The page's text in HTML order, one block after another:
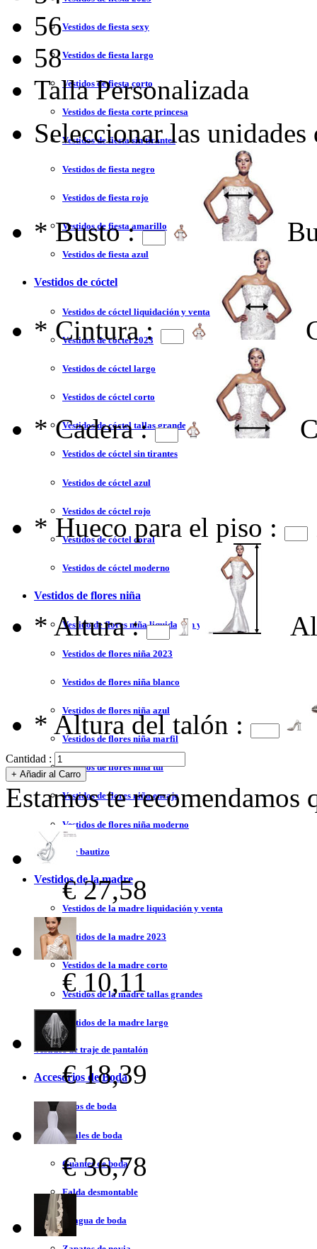
Vestidos de fiesta sexy
Vestidos de fiesta largo
Vestidos de fiesta corto
Vestidos de fiesta corte princesa
Vestidos de fiesta sin tirantes
Vestidos de fiesta negro
Vestidos de fiesta rojo
Vestidos de fiesta amarillo
Vestidos de fiesta azul
Vestidos de cóctel
Vestidos de cóctel liquidación y venta
Vestidos de cóctel 2023
Vestidos de cóctel largo
Vestidos de cóctel corto
Vestidos de cóctel tallas grandes
Vestidos de cóctel sin tirantes
Vestidos de cóctel azul
Vestidos de cóctel rojo
Vestidos de cóctel coral
Vestidos de cóctel moderno
Vestidos de flores niña
Vestido de flores niña liquidación y venta
Vestidos de flores niña 2023
Vestidos de flores niña blanco
Vestidos de flores niña azul
Vestidos de flores niña marfil
Vestidos de flores niña tul
Vestidos de flores niña encaje
Vestidos de flores niña moderno
Vestidos de bautizo
Vestidos de la madre
Vestidos de la madre liquidación y venta
Vestidos de la madre 2023
Vestidos de la madre corto
Vestidos de la madre tallas grandes
Vestidos de la madre largo
Vestidos de traje de pantalón
Accesorios de Boda
Velos de boda
Chales de boda
Guantes de boda
Falda desmontable
Enagua de boda
56
58
Talla Personalizada
Seleccionar las
* Busto :
* Cintura :
* Cadera :
* Hueco para el piso :
* Altura :
* Altura del talón :
Cantidad :
Estamos te recomendamos
€ 27,58
€ 10,11
€ 18,39
€ 36,78